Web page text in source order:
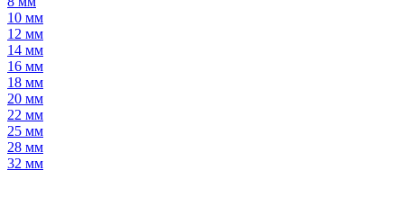
10 мм
12 мм
14 мм
16 мм
18 мм
20 мм
22 мм
25 мм
28 мм
32 мм